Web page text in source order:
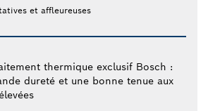
et affleureuses
thermique exclusif Bosch :
dureté et une bonne tenue aux